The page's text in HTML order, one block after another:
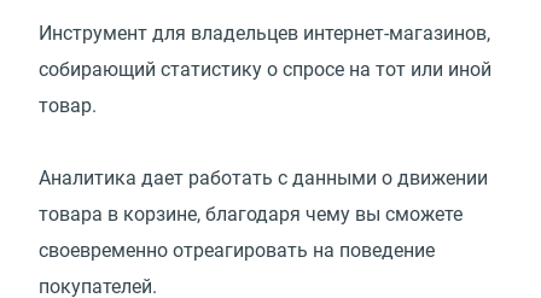
Инструмент для владельцев интернет-магазинов,
собирающий статистику о спросе на тот или иной
товар.
Аналитика дает работать с данными о движении
товара в корзине, благодаря чему вы сможете
своевременно отреагировать на поведение
покупателей.